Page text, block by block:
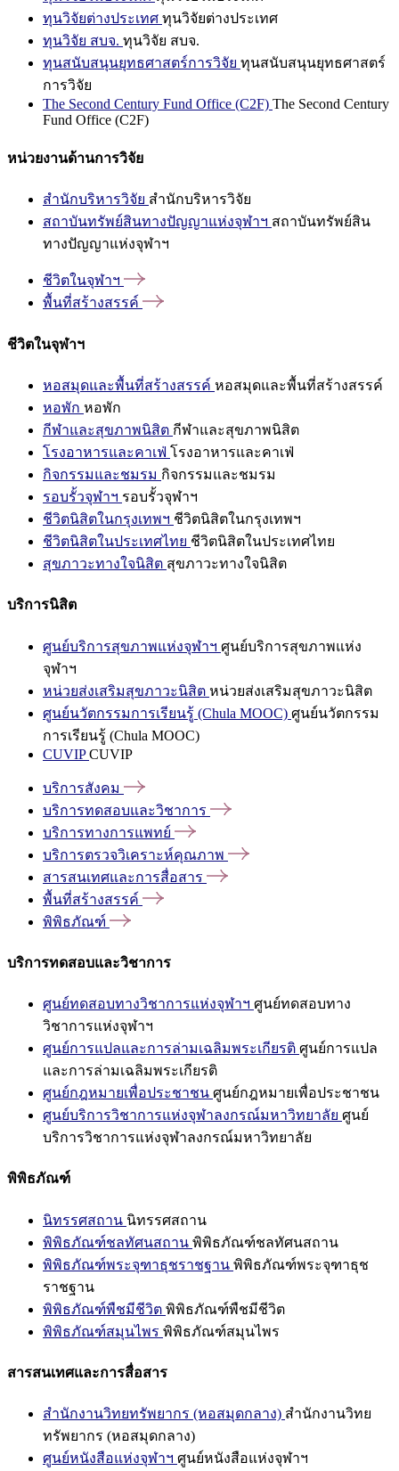
ทุนวิจัยต่างประเทศ ทุนวิจัยต่างประเทศ
ทุนวิจัย สบจ. ทุนวิจัย สบจ.
ทุนสนับสนุนยุทธศาสตร์การวิจัย ทุนสนับสนุนยุทธศาสตร์
การวิจัย
The Second Century Fund Office (C2F) The Second Century
Fund Office (C2F)
หน่วยงานด้านการวิจัย
สำนักบริหารวิจัย สำนักบริหารวิจัย
สถาบันทรัพย์สินทางปัญญาแห่งจุฬาฯ สถาบันทรัพย์สิน
ทางปัญญาแห่งจุฬาฯ
ชีวิตในจุฬาฯ
พื้นที่สร้างสรรค์
ชีวิตในจุฬาฯ
หอสมุดและพื้นที่สร้างสรรค์ หอสมุดและพื้นที่สร้างสรรค์
หอพัก หอพัก
กีฬาและสุขภาพนิสิต กีฬาและสุขภาพนิสิต
โรงอาหารและคาเฟ่ โรงอาหารและคาเฟ่
กิจกรรมและชมรม กิจกรรมและชมรม
รอบรั้วจุฬาฯ รอบรั้วจุฬาฯ
ชีวิตนิสิตในกรุงเทพฯ ชีวิตนิสิตในกรุงเทพฯ
ชีวิตนิสิตในประเทศไทย ชีวิตนิสิตในประเทศไทย
สุขภาวะทางใจนิสิต สุขภาวะทางใจนิสิต
บริการนิสิต
ศูนย์บริการสุขภาพแห่งจุฬาฯ ศูนย์บริการสุขภาพแห่ง
จุฬาฯ
หน่วยส่งเสริมสุขภาวะนิสิต หน่วยส่งเสริมสุขภาวะนิสิต
ศูนย์นวัตกรรมการเรียนรู้ (Chula MOOC) ศูนย์นวัตกรรม
การเรียนรู้ (Chula MOOC)
CUVIPCUVIP
บริการสังคม
บริการทดสอบและวิชาการ
บริการทางการแพทย์
บริการตรวจวิเคราะห์คุณภาพ
สารสนเทศและการสื่อสาร
พื้นที่สร้างสรรค์
พิพิธภัณฑ์
บริการทดสอบและวิชาการ
ศูนย์ทดสอบทางวิชาการแห่งจุฬาฯ ศูนย์ทดสอบทาง
วิชาการแห่งจุฬาฯ
ศูนย์การแปลและการล่ามเฉลิมพระเกียรติ ศูนย์การแปล
และการล่ามเฉลิมพระเกียรติ
ศูนย์กฎหมายเพื่อประชาชน ศูนย์กฎหมายเพื่อประชาชน
ศูนย์บริการวิชาการแห่งจุฬาลงกรณ์มหาวิทยาลัย ศูนย์
บริการวิชาการแห่งจุฬาลงกรณ์มหาวิทยาลัย
พิพิธภัณฑ์
นิทรรศสถาน นิทรรศสถาน
พิพิธภัณฑ์ชลทัศนสถาน พิพิธภัณฑ์ชลทัศนสถาน
พิพิธภัณฑ์พระจุฑาธุชราชฐาน พิพิธภัณฑ์พระจุฑาธุช
ราชฐาน
พิพิธภัณฑ์พืชมีชีวิต พิพิธภัณฑ์พืชมีชีวิต
พิพิธภัณฑ์สมุนไพร พิพิธภัณฑ์สมุนไพร
สารสนเทศและการสื่อสาร
สำนักงานวิทยทรัพยากร (หอสมุดกลาง) สำนักงานวิทย
ทรัพยากร (หอสมุดกลาง)
ศูนย์หนังสือแห่งจุฬาฯ ศูนย์หนังสือแห่งจุฬาฯ